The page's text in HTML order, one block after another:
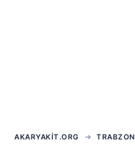
AKARYAKIT.ORG TRABZON